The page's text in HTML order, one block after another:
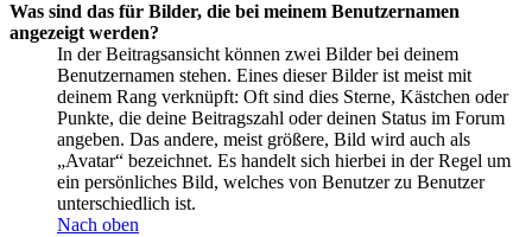
Was sind das für Bilder, die bei meinem Benutzernamen
angezeigt werden?
In der Beitragsansicht können zwei Bilder bei deinem
Benutzernamen stehen. Eines dieser Bilder ist meist mit
deinem Rang verknüpft: Oft sind dies Sterne, Kästchen oder
Punkte, die deine Beitragszahl oder deinen Status im Forum
angeben. Das andere, meist größere, Bild wird auch als
„Avatar“ bezeichnet. Es handelt sich hierbei in der Regel um
ein persönliches Bild, welches von Benutzer zu Benutzer
unterschiedlich ist.
Nach oben